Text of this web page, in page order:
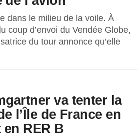
dans le milieu de la voile. À
coup d’envoi du Vendée Globe,
du tour annonce qu’elle
va tenter la
l’Île de France en
RER B